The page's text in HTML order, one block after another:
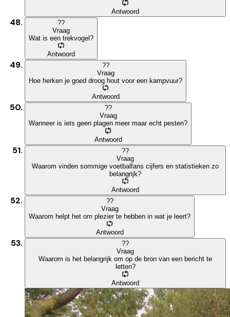
Antwoord
??
Vraag
Wat is een trekvogel?
Antwoord
??
Vraag
Hoe herken je goed droog hout voor een kampvuur?
Antwoord
??
Vraag
Wanneer is iets geen plagen meer maar echt pesten?
Antwoord
??
Vraag
Waarom vinden sommige voetbalfans cijfers en statistieken zo
belangrijk?
Antwoord
??
Vraag
Waarom helpt het om plezier te hebben in wat je leert?
Antwoord
??
Vraag
Waarom is het belangrijk om op de bron van een bericht te
letten?
Antwoord